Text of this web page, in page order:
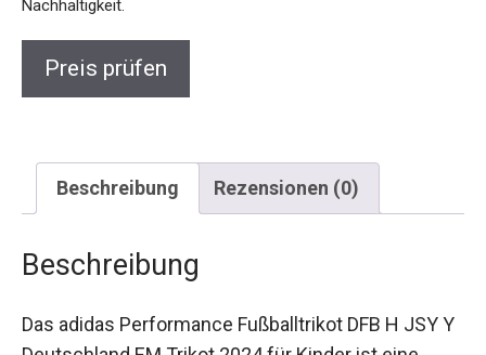
Beschreibung Rezensionen (0)
Beschreibung
Y Deutschland EM Trikot 2024 für Kinder ist eine